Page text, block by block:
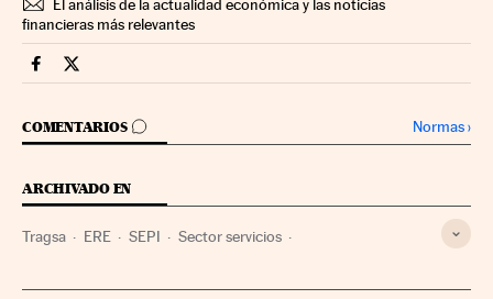
El análisis de la actualidad económica y las noticias
financieras más relevantes
Companias Cinco Días en Facebook
Companias Cinco Días en Twitter
COMENTARIOS
IR A LOS COMENTARIOS Normas›
ARCHIVADO EN
Tragsa ERE SEPI Sector servicios